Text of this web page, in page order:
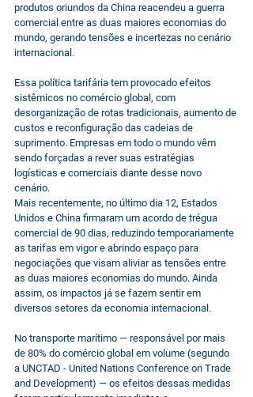
produtos oriundos da China reacendeu a guerra
comercial entre as duas maiores economias do
mundo, gerando tensões e incertezas no cenário
internacional.
Essa política tarifária tem provocado efeitos
sistêmicos no comércio global, com
desorganização de rotas tradicionais, aumento de
custos e reconfiguração das cadeias de
suprimento. Empresas em todo o mundo vêm
sendo forçadas a rever suas estratégias
logísticas e comerciais diante desse novo
cenário.
Mais recentemente, no último dia 12, Estados
Unidos e China firmaram um acordo de trégua
comercial de 90 dias, reduzindo temporariamente
as tarifas em vigor e abrindo espaço para
negociações que visam aliviar as tensões entre
as duas maiores economias do mundo. Ainda
assim, os impactos já se fazem sentir em
diversos setores da economia internacional.
No transporte marítimo — responsável por mais
de 80% do comércio global em volume (segundo
a UNCTAD - United Nations Conference on Trade
and Development) — os efeitos dessas medidas